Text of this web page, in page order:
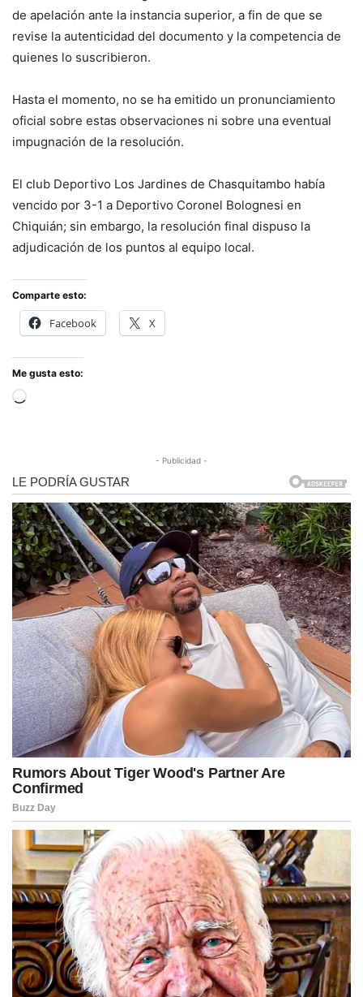
de apelación ante la instancia superior, a fin de que se
revise la autenticidad del documento y la competencia de
quienes lo suscribieron.
Hasta el momento, no se ha emitido un pronunciamiento
oficial sobre estas observaciones ni sobre una eventual
impugnación de la resolución.
El club Deportivo Los Jardines de Chasquitambo había
vencido por 3-1 a Deportivo Coronel Bolognesi en
Chiquián; sin embargo, la resolución final dispuso la
adjudicación de los puntos al equipo local.
Comparte esto:
Facebook X
Me gusta esto:
Cargando...
- Publicidad -